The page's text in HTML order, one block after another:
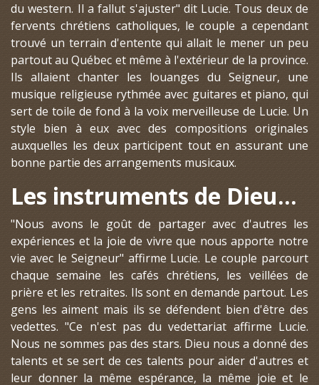
du western. Il a fallut s'ajuster" dit Lucie. Tous deux de
fervents chrétiens catholiques, le couple a cependant
trouvé un terrain d'entente qui allait le mener un peu
partout au Québec et même à l'extérieur de la province.
Ils allaient chanter les louanges du Seigneur, une
musique religieuse rythmée avec guitares et piano, qui
sert de toile de fond à la voix merveilleuse de Lucie. Un
style bien à eux avec des compositions originales
auxquelles les deux participent tout en assurant une
bonne partie des arrangements musicaux.
Les instruments de Dieu...
"Nous avons le goût de partager avec d'autres les
expériences et la joie de vivre que nous apporte notre
vie avec le Seigneur" affirme Lucie. Le couple parcourt
chaque semaine les cafés chrétiens, les veillées de
prière et les retraites. Ils sont en demande partout. Les
gens les aiment mais ils se défendent bien d'être des
vedettes. "Ce n'est pas du vedettariat affirme Lucie.
Nous ne sommes pas des stars. Dieu nous a donné des
talents et se sert de ces talents pour aider d'autres et
leur donner la même espérance, la même joie et le